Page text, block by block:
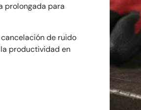
prolongada para
cancelación de ruido
productividad en